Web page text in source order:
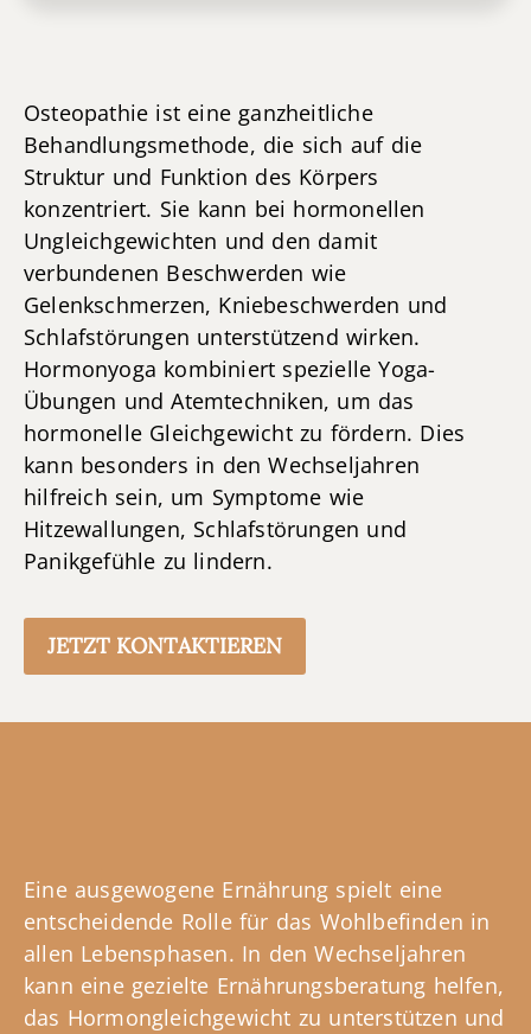
Osteopathie ist eine ganzheitliche
Behandlungsmethode, die sich auf die
Struktur und Funktion des Körpers
konzentriert. Sie kann bei hormonellen
Ungleichgewichten und den damit
verbundenen Beschwerden wie
Gelenkschmerzen, Kniebeschwerden und
Schlafstörungen unterstützend wirken.
Hormonyoga kombiniert spezielle Yoga-
Übungen und Atemtechniken, um das
hormonelle Gleichgewicht zu fördern. Dies
kann besonders in den Wechseljahren
hilfreich sein, um Symptome wie
Hitzewallungen, Schlafstörungen und
Panikgefühle zu lindern.
JETZT KONTAKTIEREN
Eine ausgewogene Ernährung spielt eine
entscheidende Rolle für das Wohlbefinden in
allen Lebensphasen. In den Wechseljahren
kann eine gezielte Ernährungsberatung helfen,
das Hormongleichgewicht zu unterstützen und